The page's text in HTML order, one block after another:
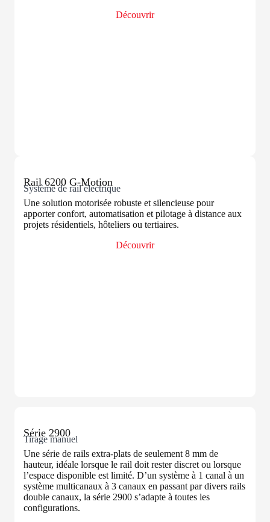
Découvrir
Système de rail électrique
Rail 6200 G-Motion
Une solution motorisée robuste et silencieuse pour
apporter confort, automatisation et pilotage à distance aux
projets résidentiels, hôteliers ou tertiaires.
Découvrir
Tirage manuel
Série 2900
Une série de rails extra-plats de seulement 8 mm de
hauteur, idéale lorsque le rail doit rester discret ou lorsque
l’espace disponible est limité. D’un système à 1 canal à un
système multicanaux à 3 canaux en passant par divers rails
double canaux, la série 2900 s’adapte à toutes les
configurations.